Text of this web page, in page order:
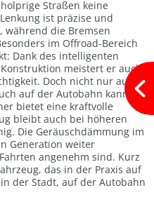
Straßen keine
ist präzise und
während die Bremsen
im Offroad-Bereich
Dank des intelligenten
meistert er auch
Doch nicht nur auf
auf der Autobahn kann der
bietet eine kraftvolle
bleibt auch bei höheren
Die Geräuschdämmung im
Generation weiter
angenehm sind. Kurz
das in der Praxis auf
der Stadt, auf der Autobahn